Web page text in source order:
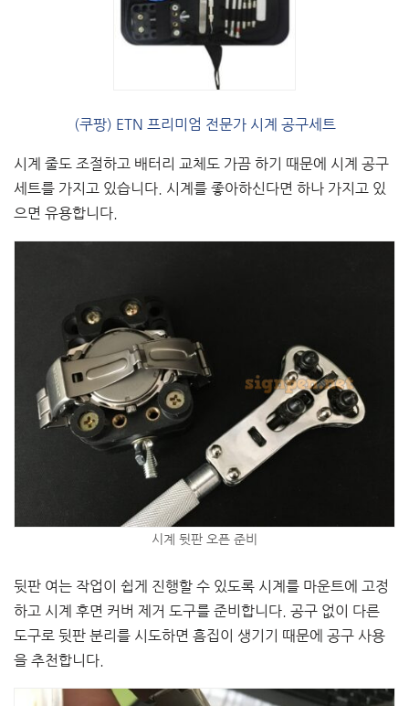
(쿠팡) ETN 프리미엄 전문가 시계 공구세트
시계 줄도 조절하고 배터리 교체도 가끔 하기 때문에 시계 공구
세트를 가지고 있습니다. 시계를 좋아하신다면 하나 가지고 있
으면 유용합니다.
시계 뒷판 오픈 준비
뒷판 여는 작업이 쉽게 진행할 수 있도록 시계를 마운트에 고정
하고 시계 후면 커버 제거 도구를 준비합니다. 공구 없이 다른
도구로 뒷판 분리를 시도하면 흠집이 생기기 때문에 공구 사용
을 추천합니다.